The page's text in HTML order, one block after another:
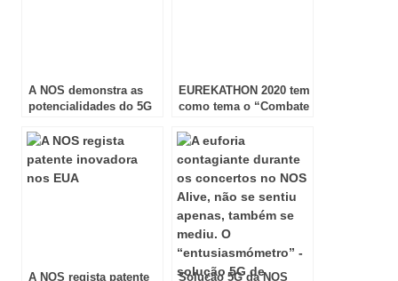
A NOS demonstra as
potencialidades do 5G
EUREKATHON 2020 tem
como tema o “Combate
A NOS regista patente
Solução 5G da NOS